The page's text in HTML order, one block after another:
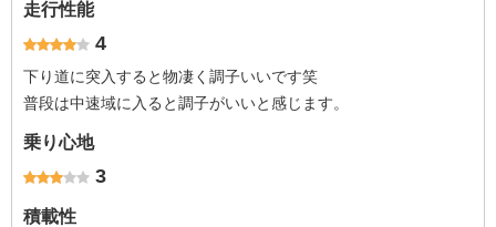
走行性能
4
下り道に突入すると物凄く調子いいです笑
普段は中速域に入ると調子がいいと感じます。
乗り心地
3
積載性